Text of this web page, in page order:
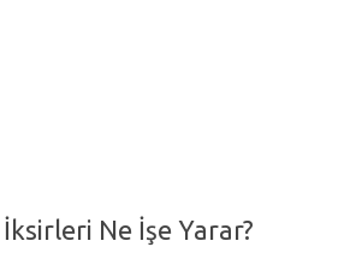
Ne İşe Yarar?